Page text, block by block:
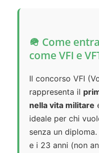
🪖 Come
come VFI e
Il concorso VFI
rappresenta il
nella vita militare
ideale per chi
senza un
e i 23 anni (non